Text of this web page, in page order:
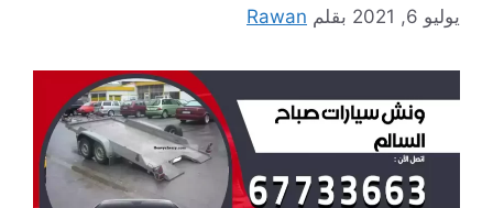
يوليو 6, 2021 بقلم Rawan